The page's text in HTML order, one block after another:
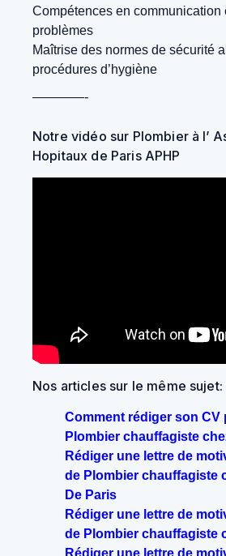
Compétences en communication
problèmes
Maîtrise des normes de sécurité
procédures d’hygiène
————-
Notre vidéo sur Plombier à l’
Hopitaux de Paris APHP
Nos articles sur le même sujet:
Comment rédiger son CV
Plombier chauffagiste
Rédiger une lettre de
de Plombier chauffagiste
De Paris
Rédiger une lettre de
de Plombier chauffagiste